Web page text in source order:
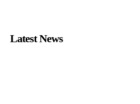
Latest News